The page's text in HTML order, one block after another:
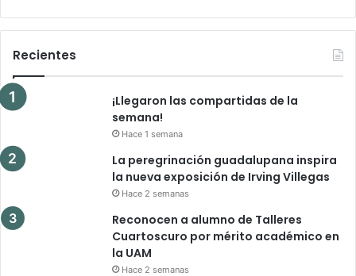
Recientes
¡Llegaron las compartidas de la
semana!
Hace 1 semana
La peregrinación guadalupana inspira
la nueva exposición de Irving Villegas
Hace 2 semanas
Reconocen a alumno de Talleres
Cuartoscuro por mérito académico en
la UAM
Hace 2 semanas